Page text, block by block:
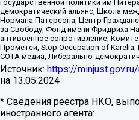
государственной политики им
демократический альянс, Школа
Нормана Патерсона, Центр
за Свободу, Фонд имени Фридриха
антивоенное сопротивление,
Прометей, Stop Occupation of
СОТА медиа, Либерально-
Источник: https://
на 13.05.2024
* Сведения реестра НКО,
иностранного агента: